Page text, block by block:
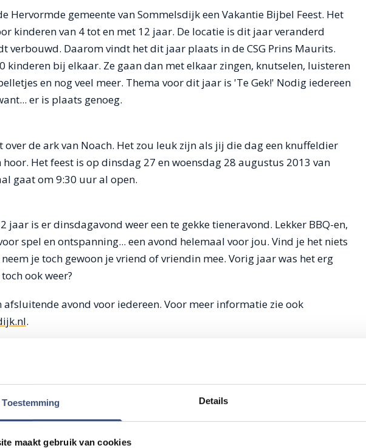
Toestemming Details
maakt gebruik van cookies
Hervormde gemeente van Sommelsdijk een Vakantie Bijbel Feest. Het
kinderen van 4 tot en met 12 jaar. De locatie is dit jaar veranderd
verbouwd. Daarom vindt het dit jaar plaats in de CSG Prins Maurits.
kinderen bij elkaar. Ze gaan dan met elkaar zingen, knutselen, luisteren
en nog veel meer. Thema voor dit jaar is 'Te Gek!' Nodig iedereen
er is plaats genoeg.
over de ark van Noach. Het zou leuk zijn als jij die dag een knuffeldier
Het feest is op dinsdag 27 en woensdag 28 augustus 2013 van
gaat om 9:30 uur al open.
jaar is er dinsdagavond weer een te gekke tieneravond. Lekker BBQ-en,
spel en ontspanning... een avond helemaal voor jou. Vind je het niets
je toch gewoon je vriend of vriendin mee. Vorig jaar was het erg
ook weer?
afsluitende avond voor iedereen. Voor meer informatie zie ook
.